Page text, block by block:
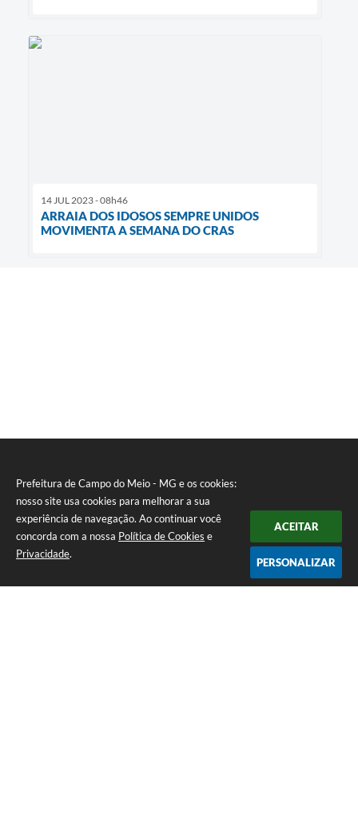
Prefeitura de Campo do Meio - MG e os cookies:
nosso site usa cookies para melhorar a sua
experiência de navegação. Ao continuar você
concorda com a nossa Política de Cookies e
Privacidade.
ACEITAR
PERSONALIZAR
14 JUL 2023 - 08h46
ARRAIA DOS IDOSOS SEMPRE UNIDOS
MOVIMENTA A SEMANA DO CRAS